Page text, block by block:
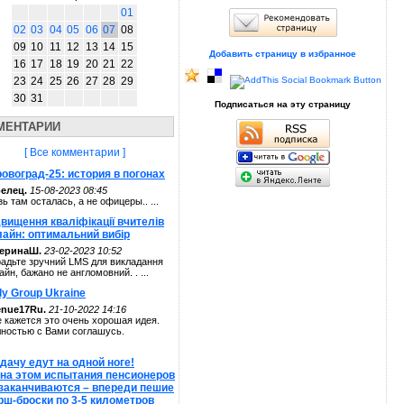
01
02 03 04 05 06 07 08
09 10 11 12 13 14 15
16 17 18 19 20 21 22
23 24 25 26 27 28 29
30 31
[ Все комментарии ]
25: история в погонах
15-08-2023 08:45
там осталась, а не офицеры.. ...
кваліфікації вчителів
оптимальний вибір
23-02-2023 10:52
зручний LMS для викладання
бажано не англомовний. . ...
Group Ukraine
21-10-2022 14:16
кажется это очень хорошая идея.
с Вами соглашусь.
едут на одной ноге!
этом испытания пенсионеров
– впереди пешие
броски по 3-5 километров
Добавить страницу в избранное
Подписаться на эту страницу